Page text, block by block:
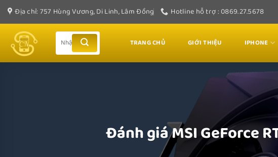
Bỏ
qua
dung
Địa chỉ: 757 Hùng Vương, Di Linh, Lâm Đồng Hotline hỗ trợ : 0869.27.5678
Tìm
kiếm:
TRANG CHỦ GIỚI THIỆU IPHONE
Đánh giá MSI GeForce